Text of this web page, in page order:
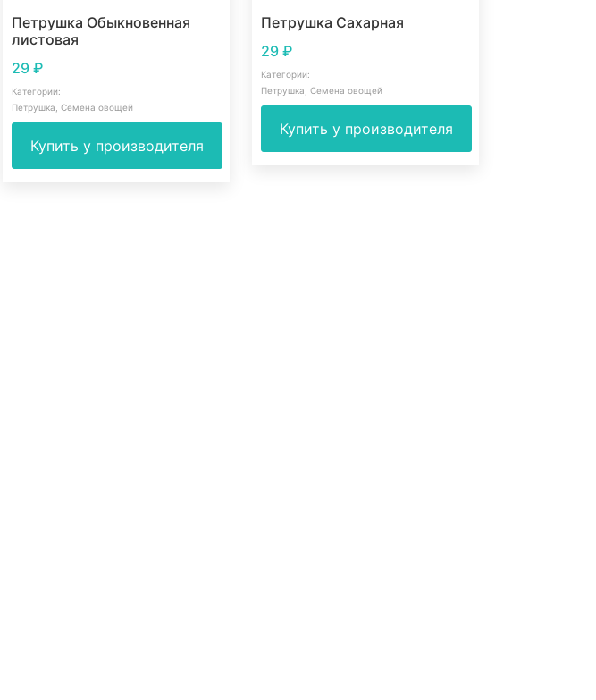
Петрушка Обыкновенная
листовая
29₽
Категории:
Петрушка ,Семена овощей
Купить у производителя
Петрушка Сахарная
29 ₽
Категории:
Петрушка Семена овощей
Купить у производителя